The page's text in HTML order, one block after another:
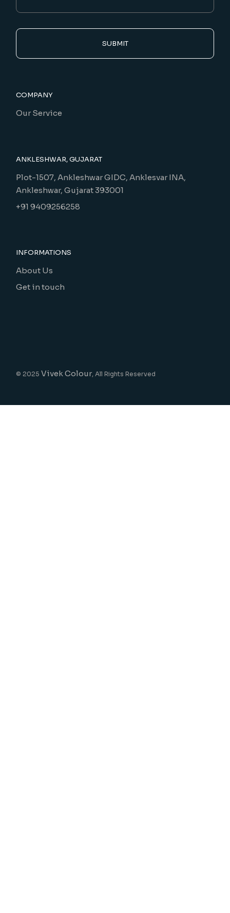
SUBMIT
COMPANY
Our Service
ANKLESHWAR, GUJARAT
Plot-1507, Ankleshwar GIDC, Anklesvar INA,
Ankleshwar, Gujarat 393001
+91 9409256258
INFORMATIONS
About Us
Get in touch
© 2025 Vivek Colour, All Rights Reserved